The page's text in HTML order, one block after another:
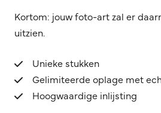
Kortom: jouw foto-art zal er
uitzien.
Unieke stukken
Gelimiteerde oplage met
Hoogwaardige inlijsting